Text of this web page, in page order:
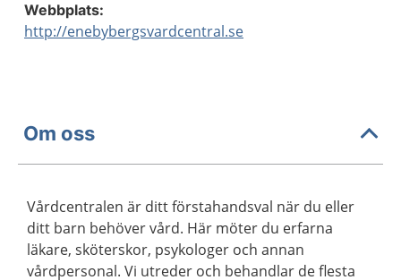
Webbplats:
http://enebybergsvardcentral.se
Om oss
Vårdcentralen är ditt förstahandsval när du eller
ditt barn behöver vård. Här möter du erfarna
läkare, sköterskor, psykologer och annan
vårdpersonal. Vi utreder och behandlar de flesta